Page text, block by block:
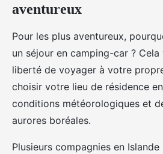
aventureux
Pour les plus aventureux,
un séjour en camping-car ? Cela
liberté de voyager à votre
choisir votre lieu de résidence
conditions météorologiques et
aurores boréales.
Plusieurs compagnies en